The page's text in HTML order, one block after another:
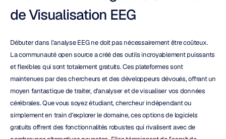
de Visualisation EEG
Débuter dans l’analyse EEG ne doit pas nécessairement être coûteux.
La communauté open source a créé des outils incroyablement puissants
et flexibles qui sont totalement gratuits. Ces plateformes sont
maintenues par des chercheurs et des développeurs dévoués, offrant un
moyen fantastique de traiter, d'analyser et de visualiser vos données
cérébrales. Que vous soyez étudiant, chercheur indépendant ou
simplement en train d'explorer le domaine, ces options de logiciels
gratuits offrent des fonctionnalités robustes qui rivalisent avec de